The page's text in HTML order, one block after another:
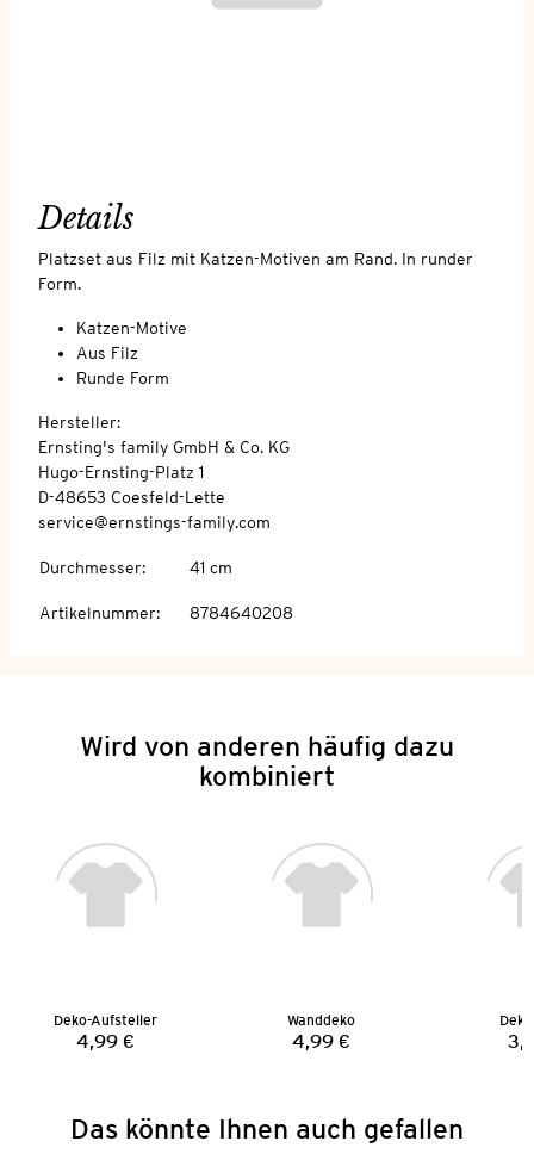
Details
Platzset aus Filz mit Katzen-Motiven am Rand. In runder
Form.
Katzen-Motive
Aus Filz
Runde Form
Hersteller:
Ernsting's family GmbH & Co. KG
Hugo-Ernsting-Platz 1
D-48653 Coesfeld-Lette
service@ernstings-family.com
Durchmesser: 41 cm
Artikelnummer: 8784640208
Wird von anderen häufig dazu
kombiniert
Deko-Aufsteller
Preis:
4,99 €
Wanddeko
Preis:
4,99 €
Das könnte Ihnen auch gefallen